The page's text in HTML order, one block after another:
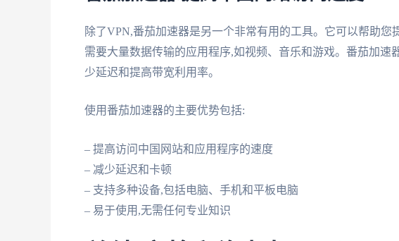
除了VPN,番茄加速器是另一个非常有用的工具。它可以帮助
需要大量数据传输的应用程序,如视频、音乐和游戏。番茄加速
少延迟和提高带宽利用率。
使用番茄加速器的主要优势包括:
– 提高访问中国网站和应用程序的速度
– 减少延迟和卡顿
– 支持多种设备,包括电脑、手机和平板电脑
– 易于使用,无需任何专业知识